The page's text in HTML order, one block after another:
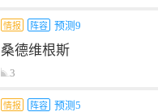
情报 阵容 预测9
桑德维根斯
3
情报 阵容 预测5